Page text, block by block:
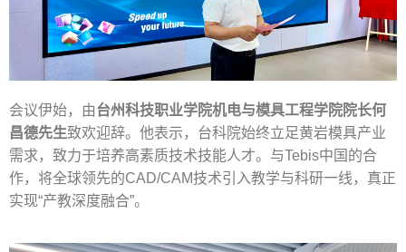
会议伊始，由台州科技职业学院机电与模具工程学院院长何
昌德先生致欢迎辞。他表示，台科院始终立足黄岩模具产业
需求，致力于培养高素质技术技能人才。与Tebis中国的合
作，将全球领先的CAD/CAM技术引入教学与科研一线，真正
实现“产教深度融合”。